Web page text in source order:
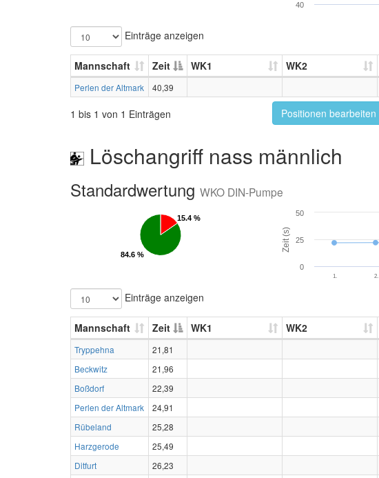
40
Einträge anzeigen
Mannschaft Zeit WK1 WK2
Perlen der Altmark 40,39
1 bis 1 von 1 Einträgen Positionen bearbeiten
Löschangriff nass männlich
Standardwertung WKO DIN-Pumpe
15.4 %
15.4 %
84.6 %
84.6 %
Zeit (s)
1. 2.
0
25
50
Einträge anzeigen
Mannschaft Zeit WK1 WK2
Tryppehna
21,81
Beckwitz
21,96
Boßdorf
22,39
Perlen der Altmark
24,91
Rübeland
25,28
Harzgerode
25,49
Ditfurt
26,23